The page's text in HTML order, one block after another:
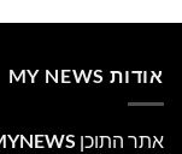
אודות MY NEWS
אתר התוכן